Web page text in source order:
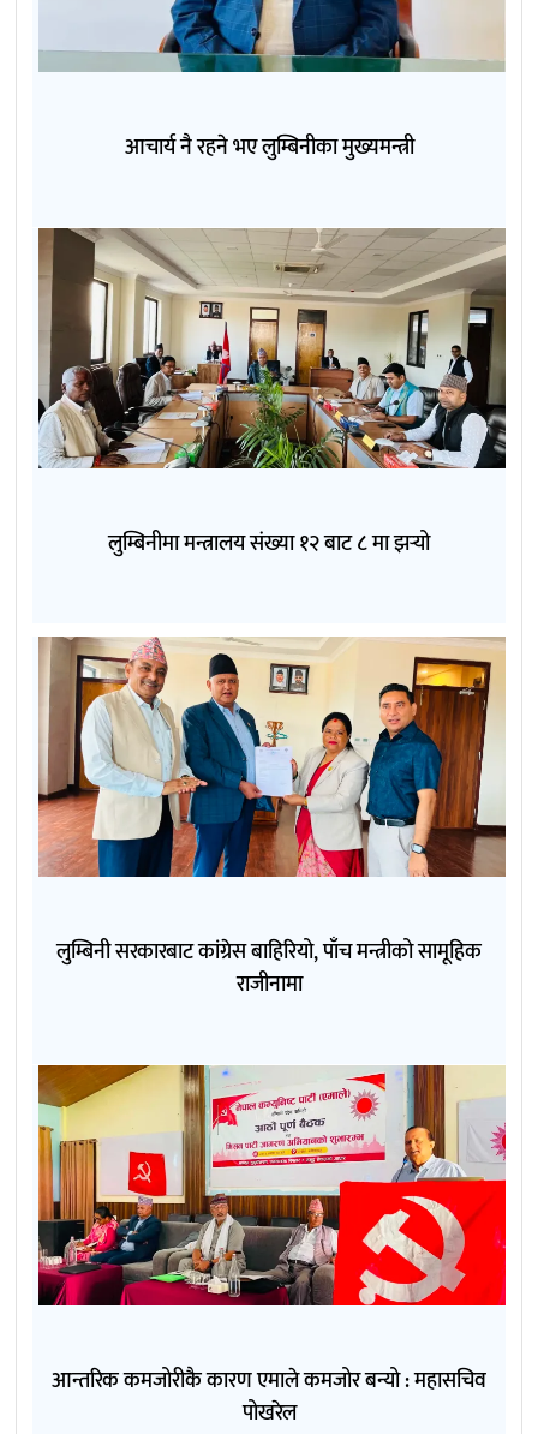
आचार्य नै रहने भए लुम्बिनीका मुख्यमन्त्री
लुम्बिनीमा मन्त्रालय संख्या १२ बाट ८ मा झर्‍यो
लुम्बिनी सरकारबाट कांग्रेस बाहिरियो, पाँच मन्त्रीको सामूहिक
राजीनामा
आन्तरिक कमजोरीकै कारण एमाले कमजोर बन्यो : महासचिव
पोखरेल